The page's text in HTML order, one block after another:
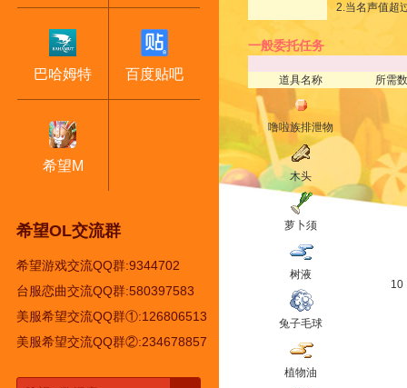
巴哈姆特 百度贴吧
希望M
希望OL交流群
希望游戏交流QQ群:9344702
台服恋曲交流QQ群:580397583
美服希望交流QQ群①:126806513
美服希望交流QQ群②:234678857
2.当名声值超
一般委托任务
道具名称 所需
噜啦族排泄物
10
木头
萝卜须
树液
兔子毛球
植物油